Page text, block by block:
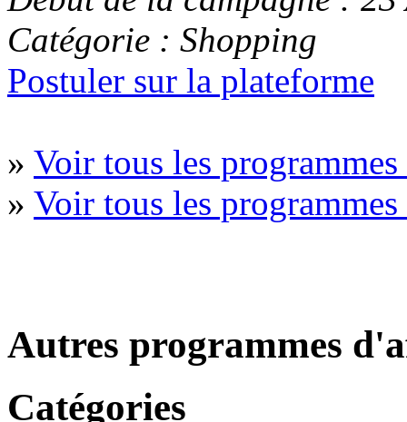
Catégorie : Shopping
Postuler sur la plateforme
» Voir tous les
» Voir tous les
Autres programmes
Catégories